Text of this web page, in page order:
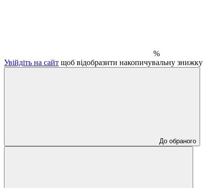
%
Увійдіть на сайт щоб відобразити накопичувальну знижку
До обраного